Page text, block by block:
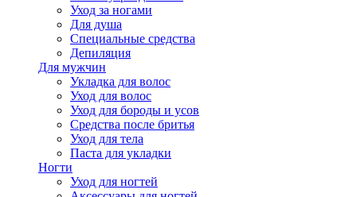
Уход за ногами
Для душа
Специальные средства
Депиляция
Для мужчин
Укладка для волос
Уход для волос
Уход для бороды и усов
Средства после бритья
Уход для тела
Паста для укладки
Ногти
Уход для ногтей